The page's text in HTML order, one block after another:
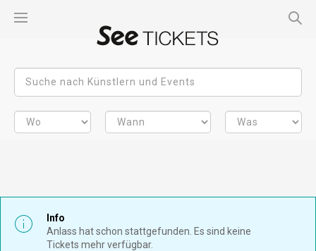
Info
Anlass hat schon stattgefunden. Es sind keine
Tickets mehr verfügbar.